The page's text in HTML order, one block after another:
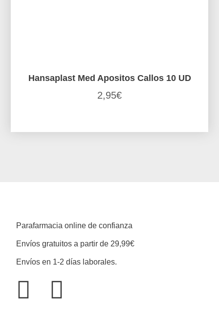
Hansaplast Med Apositos Callos 10 UD
2,95€
Parafarmacia online de confianza
Envíos gratuitos a partir de 29,99€
Envíos en 1-2 días laborales.